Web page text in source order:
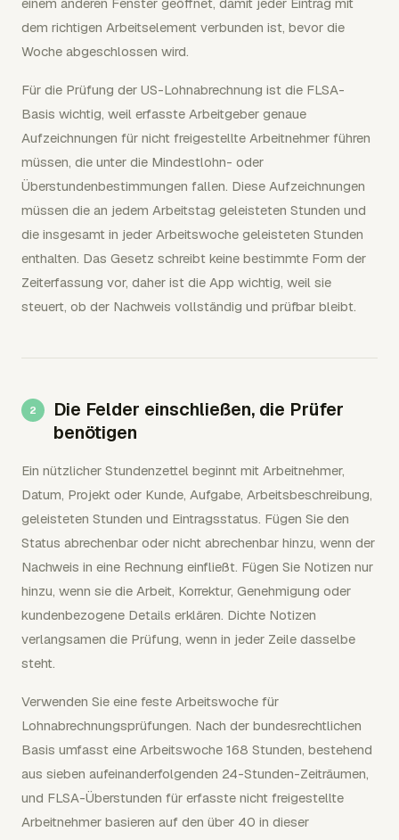
dem richtigen Arbeitselement verbunden ist, bevor die
Woche abgeschlossen wird.
Für die Prüfung der US-Lohnabrechnung ist die FLSA-
Basis wichtig, weil erfasste Arbeitgeber genaue
Aufzeichnungen für nicht freigestellte Arbeitnehmer führen
müssen, die unter die Mindestlohn- oder
Überstundenbestimmungen fallen. Diese Aufzeichnungen
müssen die an jedem Arbeitstag geleisteten Stunden und
die insgesamt in jeder Arbeitswoche geleisteten Stunden
enthalten. Das Gesetz schreibt keine bestimmte Form der
Zeiterfassung vor, daher ist die App wichtig, weil sie
steuert, ob der Nachweis vollständig und prüfbar bleibt.
Die Felder einschließen, die Prüfer
benötigen
Ein nützlicher Stundenzettel beginnt mit Arbeitnehmer,
Datum, Projekt oder Kunde, Aufgabe, Arbeitsbeschreibung,
geleisteten Stunden und Eintragsstatus. Fügen Sie den
Status abrechenbar oder nicht abrechenbar hinzu, wenn der
Nachweis in eine Rechnung einfließt. Fügen Sie Notizen nur
hinzu, wenn sie die Arbeit, Korrektur, Genehmigung oder
kundenbezogene Details erklären. Dichte Notizen
verlangsamen die Prüfung, wenn in jeder Zeile dasselbe
steht.
Verwenden Sie eine feste Arbeitswoche für
Lohnabrechnungsprüfungen. Nach der bundesrechtlichen
Basis umfasst eine Arbeitswoche 168 Stunden, bestehend
aus sieben aufeinanderfolgenden 24-Stunden-Zeiträumen,
und FLSA-Überstunden für erfasste nicht freigestellte
Arbeitnehmer basieren auf den über 40 in dieser